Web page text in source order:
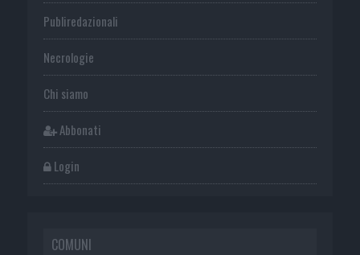
Publiredazionali
Necrologie
Chi siamo
Abbonati
Login
COMUNI